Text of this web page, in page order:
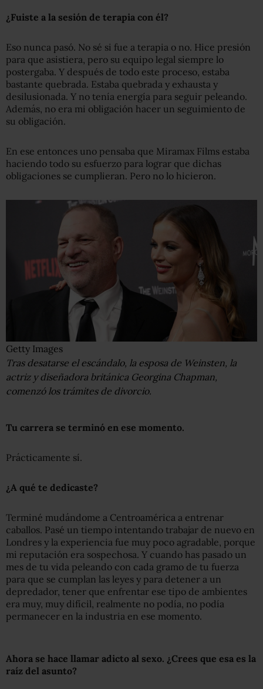
¿Fuiste a la sesión de terapia con él?
Eso nunca pasó. No sé si fue a terapia o no. Hice presión
para que asistiera, pero su equipo legal siempre lo
postergaba. Y después de todo este proceso, estaba
bastante quebrada. Estaba quebrada y exhausta y
desilusionada. Y no tenía energía para seguir peleando.
Además, no era mi obligación hacer un seguimiento de
su obligación.
En ese entonces uno pensaba que Miramax Films estaba
haciendo todo su esfuerzo para lograr que dichas
obligaciones se cumplieran. Pero no lo hicieron.
Getty Images
Tras desatarse el escándalo, la esposa de Weinsten, la
actriz y diseñadora británica Georgina Chapman,
comenzó los trámites de divorcio.
Tu carrera se terminó en ese momento.
Prácticamente sí.
¿A qué te dedicaste?
Terminé mudándome a Centroamérica a entrenar
caballos. Pasé un tiempo intentando trabajar de nuevo en
Londres y la experiencia fue muy poco agradable, porque
mi reputación era sospechosa. Y cuando has pasado un
mes de tu vida peleando con cada gramo de tu fuerza
para que se cumplan las leyes y para detener a un
depredador, tener que enfrentar ese tipo de ambientes
era muy, muy difícil, realmente no podía, no podía
permanecer en la industria en ese momento.
Ahora se hace llamar adicto al sexo. ¿Crees que esa es la
raíz del asunto?